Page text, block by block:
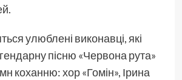
улюблені виконавці, які
пісню «Червона рута»
коханню: хор «Гомін», Ірина